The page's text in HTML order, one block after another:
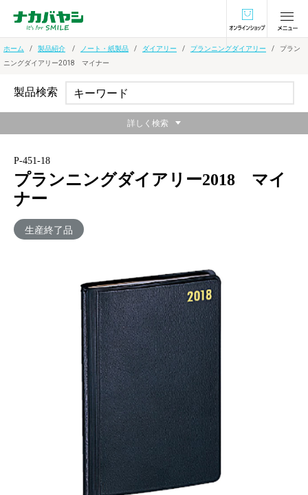
オンラインショ
ホーム 製品紹介 ノート・紙製品 ダイアリー プランニングダイアリー
プラン
ニングダイアリー2018 マイナー
P-451-18
プランニングダイアリー2018 マイ
ナー
生産終了品
実用性を追求した本格派ダイアリーコンパクトな
ボディに機能的なコンテンツがぎっしり詰まって
メーカー希望小売価格：
製品検索
詳しく検索